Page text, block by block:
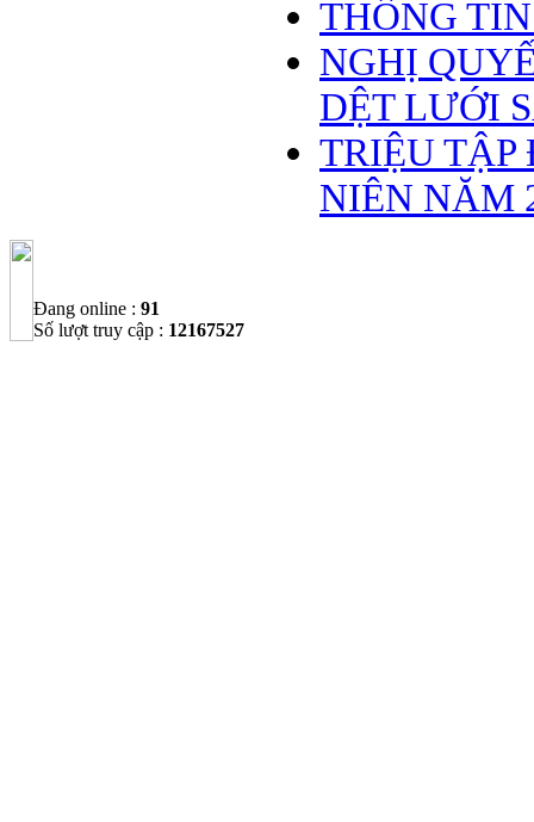
THÔNG
NGHỊ
DỆT LƯỚI
TRIỆU
NIÊN NĂM
Đang online : 91
Số lượt truy cập : 12167527